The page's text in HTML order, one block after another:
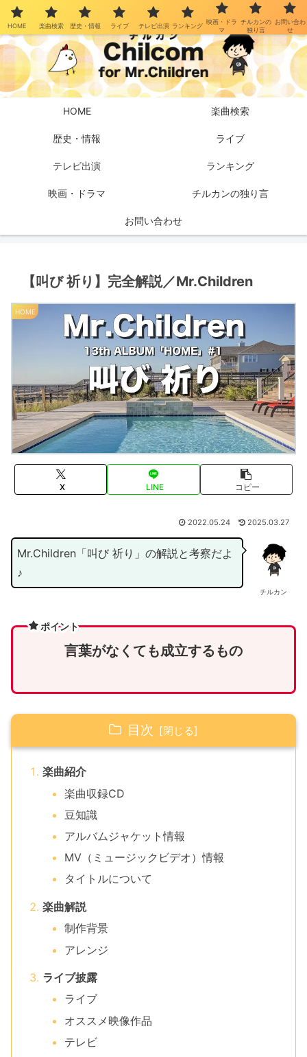
HOME 楽曲検索
歴史・情報 ライブ
テレビ出演 ランキング
映画・ドラマ チルカンの独り言
お問い合わせ
【叫び 祈り】完全解説／Mr.Children
HOME
X LINE コピー
2022.05.24 2025.03.27
チルカン
Mr.Children「叫び 祈り」の解説と考察だよ
♪
ポイント
言葉がなくても成立するもの
目次
楽曲紹介
楽曲収録CD
豆知識
アルバムジャケット情報
MV（ミュージックビデオ）情報
タイトルについて
楽曲解説
制作背景
アレンジ
ライブ披露
ライブ
オススメ映像作品
テレビ
HOME 楽曲検索 歴史・情報 ライブ テレビ出演 ランキング
映画・ドラ
マ
チルカンの
独り言
お問い合わ
せ